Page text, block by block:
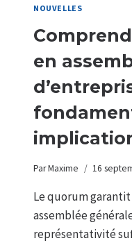
NOUVELLES
en
ParMaxime 16
Le quorum
assemblée
représentativité